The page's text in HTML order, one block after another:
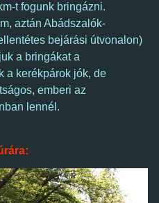
t fogunk bringázni.
aztán Abádszalók-
bejárási útvonalon)
a bringákat a
a kerékpárok jók, de
emberi az
lennél.